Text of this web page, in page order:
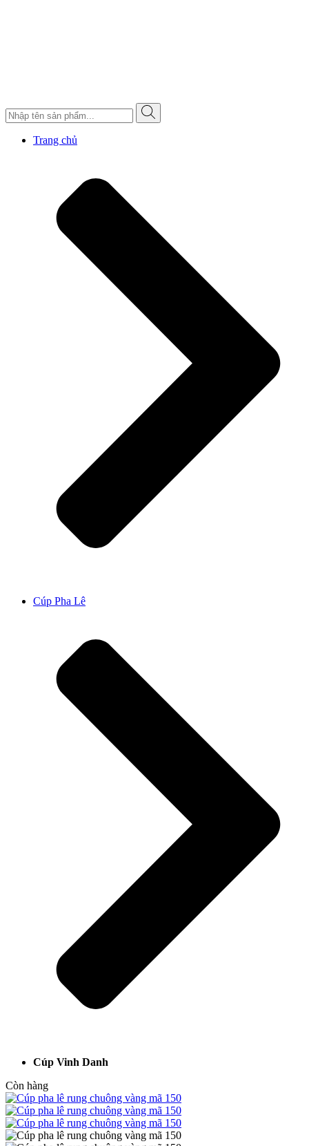
Trang chủ
Cúp Pha Lê
Cúp Vinh Danh
Còn hàng